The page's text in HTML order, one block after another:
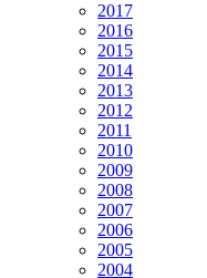
2017
2016
2015
2014
2013
2012
2011
2010
2009
2008
2007
2006
2005
2004